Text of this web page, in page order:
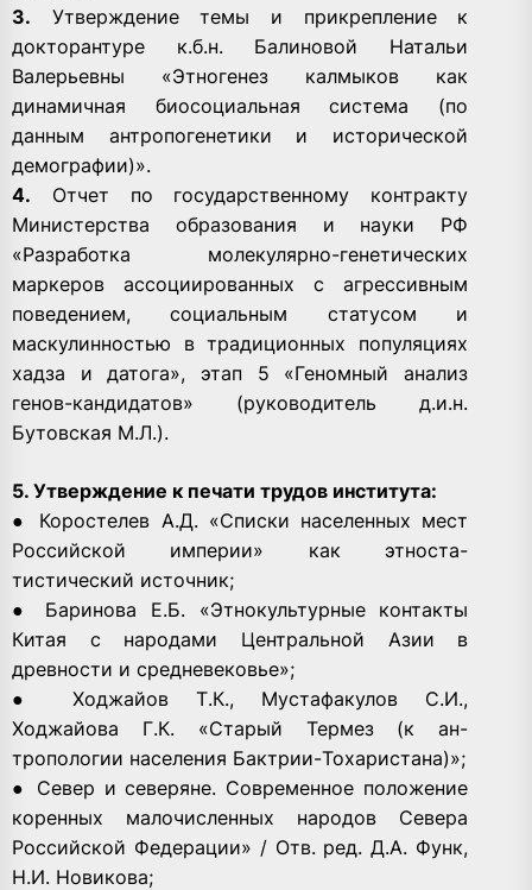
3. Утверждение темы и прикрепление к
докторантуре к.б.н. Балиновой Натальи
Валерьевны «Этногенез калмыков как
динамичная биосоциальная система (по
данным антропогенетики и исторической
демографии)».
4. Отчет по государственному контракту
Министерства образования и науки РФ
«Разработка молекулярно-генетических
маркеров ассоциированных с агрессивным
поведением, социальным статусом и
маскулинностью в традиционных популяциях
хадза и датога», этап 5 «Геномный анализ
генов-кандидатов» (руководитель д.и.н.
Бутовская М.Л.).
5. Утверждение к печати трудов института:
● Коростелев А.Д. «Списки населенных мест
Российской империи» как этноста-
тистический источник;
● Баринова Е.Б. «Этнокультурные контакты
Китая с народами Центральной Азии в
древности и средневековье»;
● Ходжайов Т.К., Мустафакулов С.И.,
Ходжайова Г.К. «Старый Термез (к ан-
тропологии населения Бактрии-Тохаристана)»;
● Север и северяне. Современное положение
коренных малочисленных народов Севера
Российской Федерации» / Отв. ред. Д.А. Функ,
Н.И. Новикова;